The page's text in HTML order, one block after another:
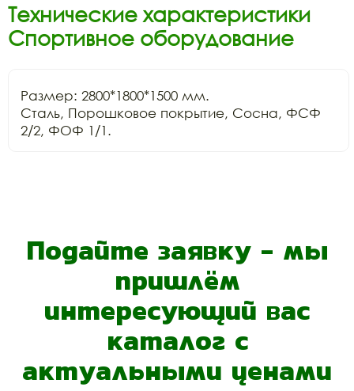
Технические характеристики
Спортивное оборудование
Размер: 2800*1800*1500 мм.
Сталь, Порошковое покрытие, Сосна, ФСФ
2/2, ФОФ 1/1.
Подайте заявку - мы
пришлём
интересующий вас
каталог с
актуальными ценами